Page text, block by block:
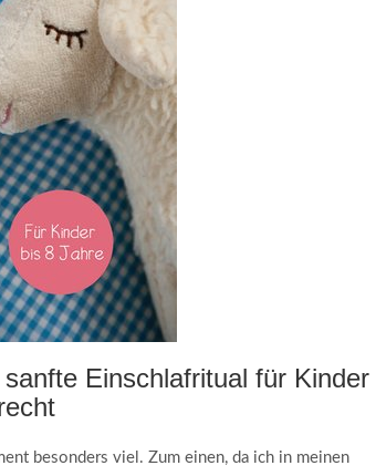
Einschlafritual für Kinder
besonders viel. Zum einen, da ich in meinen